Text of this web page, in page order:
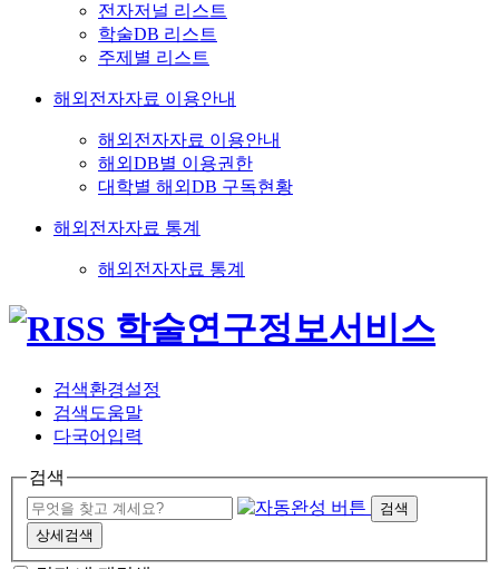
전자저널 리스트
학술DB 리스트
주제별 리스트
해외전자자료 이용안내
해외전자자료 이용안내
해외DB별 이용권한
대학별 해외DB 구독현황
해외전자자료 통계
해외전자자료 통계
검색환경설정
검색도움말
다국어입력
검색
검색
상세검색